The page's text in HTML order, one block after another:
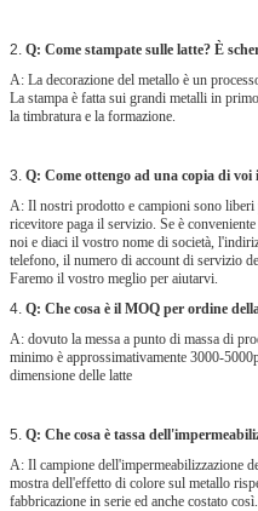
2. Q: Come stampate sulle latte? È
A: La decorazione del metallo è un
La stampa è fatta sui grandi metalli in
la timbratura e la formazione.
3. Q: Come ottengo ad una copia di
A: Il nostri prodotto e campioni sono
ricevitore paga il servizio. Se è
noi e diaci il vostro nome di società,
telefono, il numero di account di servizio
Faremo il vostro meglio per aiutarvi.
4. Q: Che cosa è il MOQ per ordine
A: dovuto la messa a punto di massa di
minimo è approssimativamente 3000-
dimensione delle latte
5. Q: Che cosa è tassa
A: Il campione dell'impermeabilizzazione
mostra dell'effetto di colore sul metallo
fabbricazione in serie ed anche costato così.